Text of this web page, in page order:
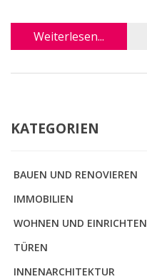
Weiterlesen...
KATEGORIEN
BAUEN UND RENOVIEREN
IMMOBILIEN
WOHNEN UND EINRICHTEN
TÜREN
INNENARCHITEKTUR